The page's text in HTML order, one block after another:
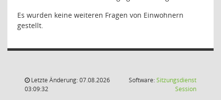
Es wurden keine weiteren Fragen von Einwohnern
gestellt.
Letzte Änderung: 07.08.2026
03:09:32
Software:Sitzungsdienst
Session(Wird in